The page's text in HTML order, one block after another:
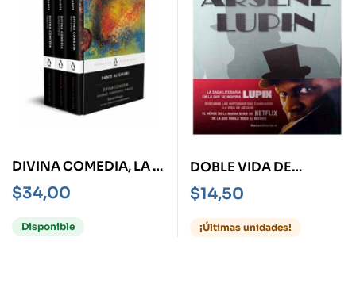
DIVINA COMEDIA, LA -
ESTUCHE- INFIERNO –
PURGATORIO –
PARAISO
$34,00
Disponible
DOBLE VIDA DE
ARSENE LUPIN, LA
$14,50
¡Últimas unidades!